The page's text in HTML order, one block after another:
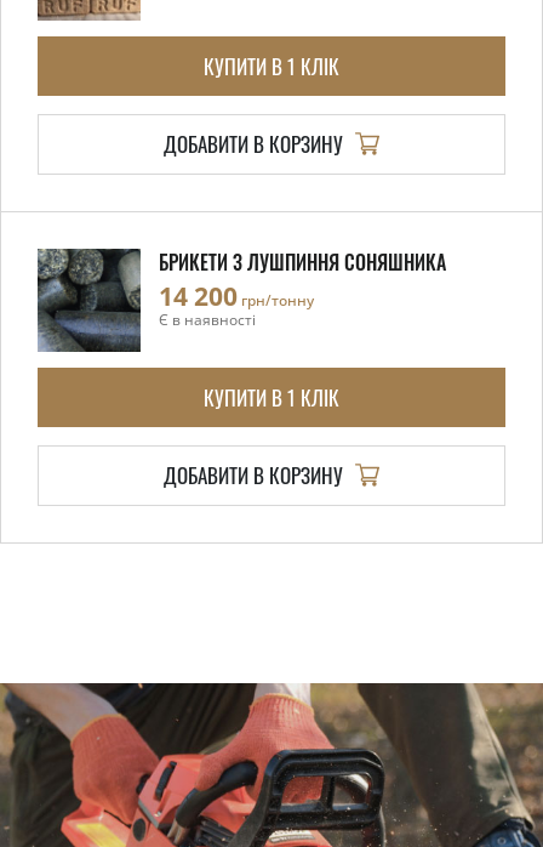
КУПИТИ В 1 КЛІК
ДОБАВИТИ В КОРЗИНУ
БРИКЕТИ З ЛУШПИННЯ СОНЯШНИКА
14 200 грн/тонну
Є в наявності
КУПИТИ В 1 КЛІК
ДОБАВИТИ В КОРЗИНУ